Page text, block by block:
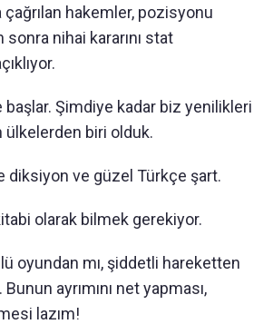
çağrılan hakemler, pozisyonu
nihai kararını stat
başlar. Şimdiye kadar biz yenilikleri
ülkelerden biri olduk.
diksiyon ve güzel Türkçe şart.
olarak bilmek gerekiyor.
oyundan mı, şiddetli hareketten
ayrımını net yapması,
lazım!